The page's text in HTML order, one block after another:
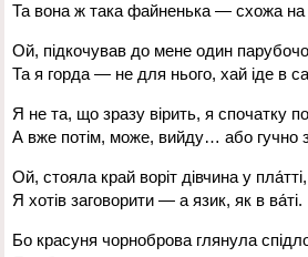
Та вона ж така файненька — схожа на
Ой, підкочував до мене один
Та я горда — не для нього, хай іде в
Я не та, що зразу вірить, я спочатку
А вже потім, може, вийду… або гучно
Ой, стояла край воріт дівчина у пла́тті,
Я хотів заговорити — а язик, як в ва́ті.
Бо красуня чорноброва глянула